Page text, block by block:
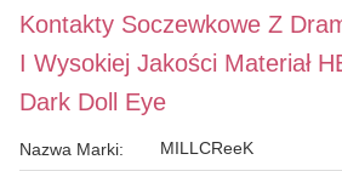
Kontakty Soczewkowe Z
I Wysokiej Jakości Materiał
Dark Doll Eye
Nazwa Marki: MILLCReeK